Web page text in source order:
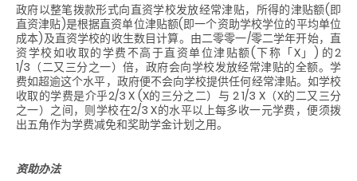
政府以整笔拨款形式向直资学校发放经常津贴，所得的津贴额(即
直资津贴)是根据直资单位津贴额(即一个资助学校学位的平均单位
成本)及直资学校的收生数目计算。由二零零一/零二学年开始，直
资学校如收取的学费不高于直资单位津贴额(下称「X」) 的2
1/3（二又三分之一）倍，政府会向学校发放经常津贴的全额。学
费如超逾这个水平，政府便不会向学校提供任何经常津贴。如学校
收取的学费是介乎2/3 X (X的三分之二）与 2 1/3 X（X的二又三分
之一）之间，则学校在2/3 X的水平以上每多收一元学费，便须拨
出五角作为学费减免和奖助学金计划之用。
资助办法